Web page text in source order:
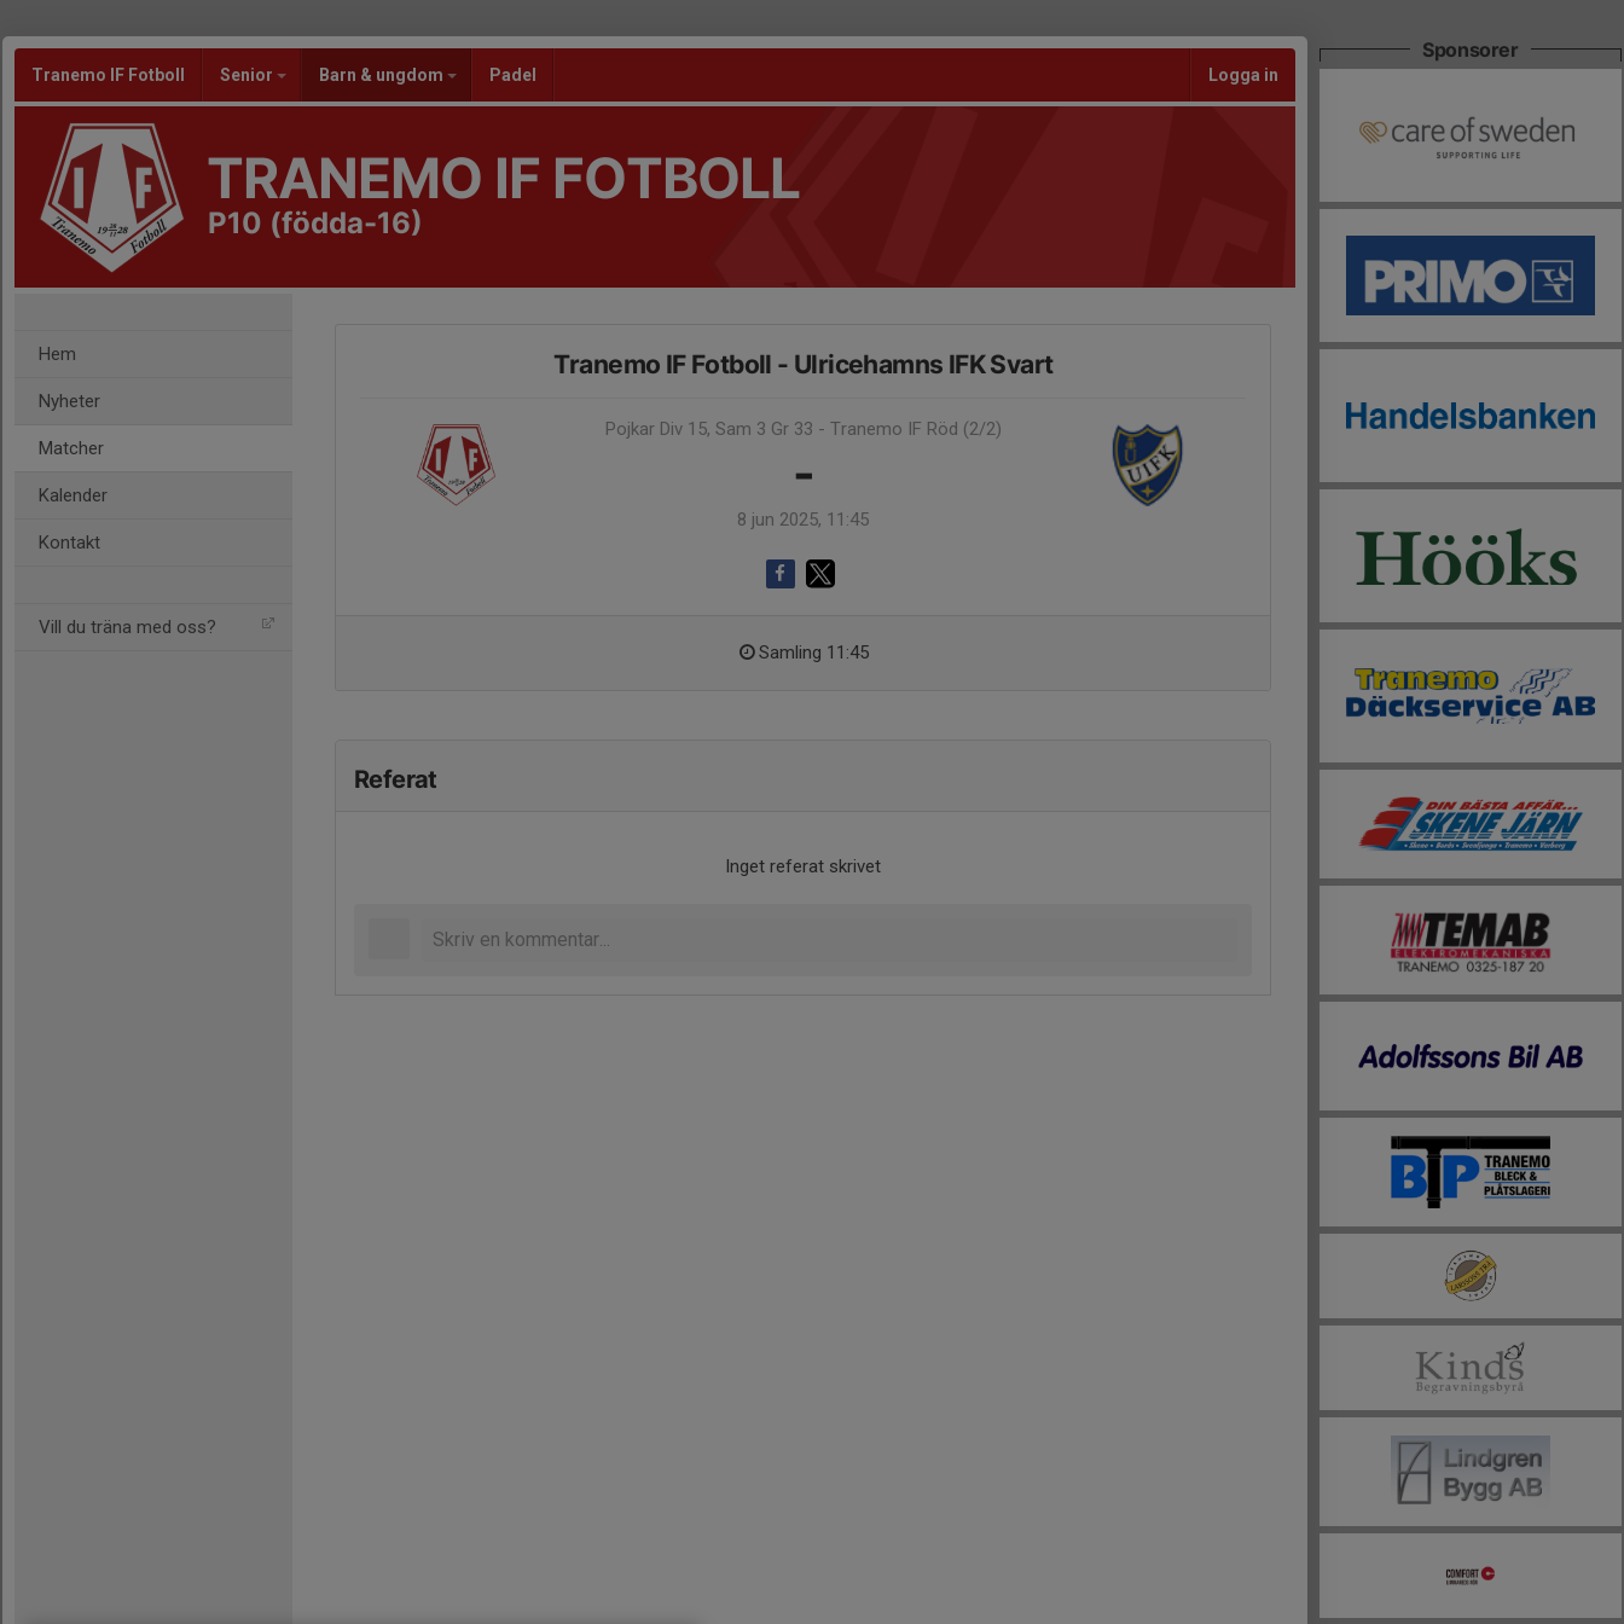
Tranemo IF Fotboll Senior Barn & ungdom Padel Logga in
TRANEMO IF FOTBOLL
P10 (födda-16)
Hem
Nyheter
Matcher
Kalender
Kontakt
Vill du träna med oss?
Tranemo IF Fotboll - Ulricehamns IFK Svart
Pojkar Div 15, Sam 3 Gr 33 - Tranemo IF Röd (2/2)
-
8 jun 2025, 11:45
Samling 11:45
Referat
Inget referat skrivet
Sponsorer